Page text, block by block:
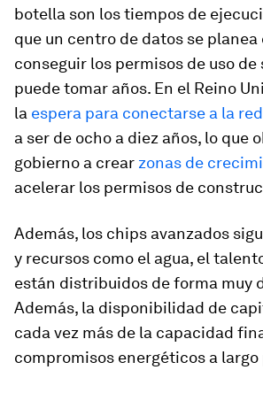
botella son los tiempos de
que un centro de datos se planea
conseguir los permisos de uso de
puede tomar años. En el Reino
la espera para conectarse a la
a ser de ocho a diez años, lo que
gobierno a crear zonas de
acelerar los permisos de
Además, los chips avanzados
y recursos como el agua, el
están distribuidos de forma muy
Además, la disponibilidad de
cada vez más de la capacidad
compromisos energéticos a largo